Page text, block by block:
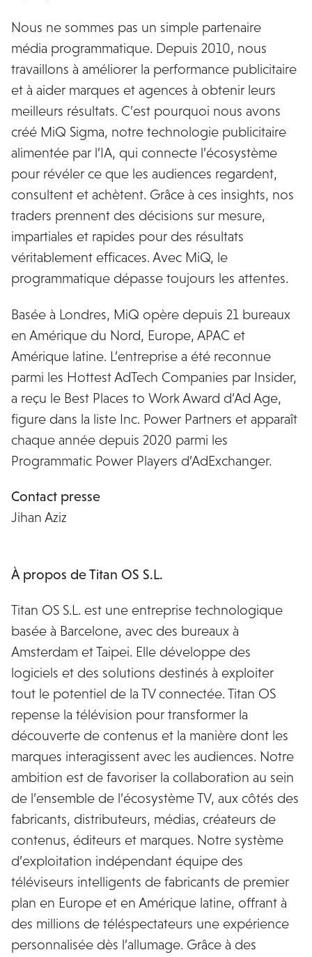
Nous ne sommes pas un simple partenaire
média programmatique. Depuis 2010, nous
travaillons à améliorer la performance publicitaire
et à aider marques et agences à obtenir leurs
meilleurs résultats. C’est pourquoi nous avons
créé MiQ Sigma, notre technologie publicitaire
alimentée par l’IA, qui connecte l’écosystème
pour révéler ce que les audiences regardent,
consultent et achètent. Grâce à ces insights, nos
traders prennent des décisions sur mesure,
impartiales et rapides pour des résultats
véritablement efficaces. Avec MiQ, le
programmatique dépasse toujours les attentes.
Basée à Londres, MiQ opère depuis 21 bureaux
en Amérique du Nord, Europe, APAC et
Amérique latine. L’entreprise a été reconnue
parmi les Hottest AdTech Companies par Insider,
a reçu le Best Places to Work Award d’Ad Age,
figure dans la liste Inc. Power Partners et apparaît
chaque année depuis 2020 parmi les
Programmatic Power Players d’AdExchanger.
Contact presse
Jihan Aziz
À propos de Titan OS S.L.
Titan OS S.L. est une entreprise technologique
basée à Barcelone, avec des bureaux à
Amsterdam et Taipei. Elle développe des
logiciels et des solutions destinés à exploiter
tout le potentiel de la TV connectée. Titan OS
repense la télévision pour transformer la
découverte de contenus et la manière dont les
marques interagissent avec les audiences. Notre
ambition est de favoriser la collaboration au sein
de l’ensemble de l’écosystème TV, aux côtés des
fabricants, distributeurs, médias, créateurs de
contenus, éditeurs et marques. Notre système
d’exploitation indépendant équipe des
téléviseurs intelligents de fabricants de premier
plan en Europe et en Amérique latine, offrant à
des millions de téléspectateurs une expérience
personnalisée dès l’allumage. Grâce à des